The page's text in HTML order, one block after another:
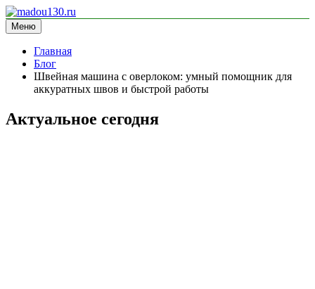
Перейти
к
содержимому
madou130.ru
информационный сайт
Меню
Главная
Блог
Швейная машина с оверлоком: умный помощник для
аккуратных швов и быстрой работы
Актуальное сегодня